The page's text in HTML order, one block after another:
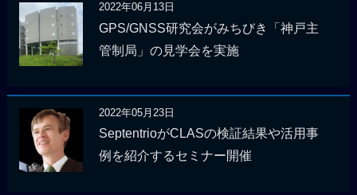
2022年06月13日
GPS/GNSS研究会がみちびき「神戸主
管制局」の見学会を実施
2022年05月23日
SeptentrioがCLASの検証結果や活用事
例を紹介するセミナー開催